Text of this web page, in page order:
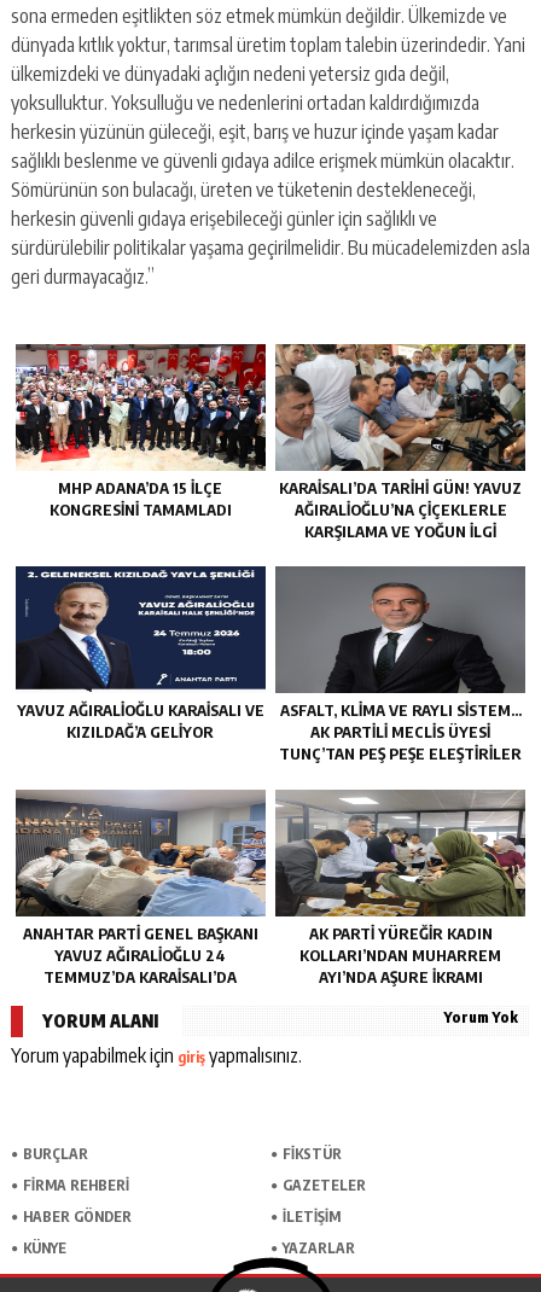
sona ermeden eşitlikten söz etmek mümkün değildir. Ülkemizde ve
dünyada kıtlık yoktur, tarımsal üretim toplam talebin üzerindedir. Yani
ülkemizdeki ve dünyadaki açlığın nedeni yetersiz gıda değil,
yoksulluktur. Yoksulluğu ve nedenlerini ortadan kaldırdığımızda
herkesin yüzünün güleceği, eşit, barış ve huzur içinde yaşam kadar
sağlıklı beslenme ve güvenli gıdaya adilce erişmek mümkün olacaktır.
Sömürünün son bulacağı, üreten ve tüketenin destekleneceği,
herkesin güvenli gıdaya erişebileceği günler için sağlıklı ve
sürdürülebilir politikalar yaşama geçirilmelidir. Bu mücadelemizden asla
geri durmayacağız.”
MHP ADANA’DA 15 İLÇE
KONGRESINI TAMAMLADI
KARAISALI’DA TARIHI GÜN! YAVUZ
AĞIRALIOĞLU’NA ÇIÇEKLERLE
KARŞILAMA VE YOĞUN İLGI
YAVUZ AĞIRALIOĞLU KARAISALI VE
KIZILDAĞ’A GELIYOR
ASFALT, KLIMA VE RAYLI SISTEM…
AK PARTILI MECLIS ÜYESI
TUNÇ’TAN PEŞ PEŞE ELEŞTIRILER
ANAHTAR PARTI GENEL BAŞKANI
YAVUZ AĞIRALIOĞLU 24
TEMMUZ’DA KARAISALI’DA
AK PARTI YÜREĞIR KADIN
KOLLARI’NDAN MUHARREM
AYI’NDA AŞURE İKRAMI
YORUM ALANI Yorum Yok
Yorum yapabilmek için girişyapmalısınız.
BURÇLAR
FİKSTÜR
FİRMA REHBERİ
GAZETELER
HABER GÖNDER
İLETİŞİM
KÜNYE
YAZARLAR